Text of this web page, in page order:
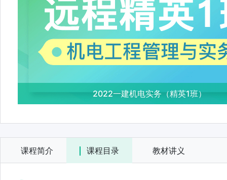
2022一建机电实务（精英1班）
课程简介 课程目录 教材讲义